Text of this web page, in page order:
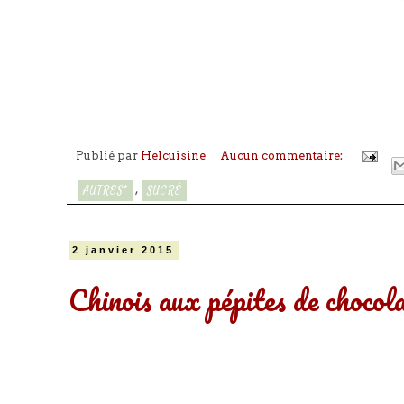
Publié par Helcuisine Aucun commentaire:
AUTRES* , SUCRÉ
2 janvier 2015
Chinois aux pépites de